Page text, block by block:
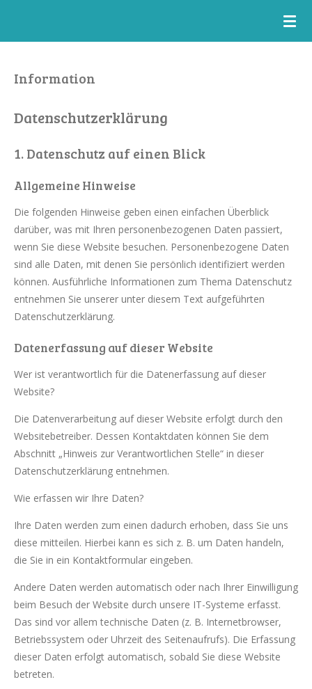
Information
Datenschutz­erklärung
1. Datenschutz auf einen Blick
Allgemeine Hinweise
Die folgenden Hinweise geben einen einfachen Überblick
darüber, was mit Ihren personenbezogenen Daten passiert,
wenn Sie diese Website besuchen. Personenbezogene Daten
sind alle Daten, mit denen Sie persönlich identifiziert werden
können. Ausführliche Informationen zum Thema Datenschutz
entnehmen Sie unserer unter diesem Text aufgeführten
Datenschutzerklärung.
Datenerfassung auf dieser Website
Wer ist verantwortlich für die Datenerfassung auf dieser
Website?
Die Datenverarbeitung auf dieser Website erfolgt durch den
Websitebetreiber. Dessen Kontaktdaten können Sie dem
Abschnitt „Hinweis zur Verantwortlichen Stelle“ in dieser
Datenschutzerklärung entnehmen.
Wie erfassen wir Ihre Daten?
Ihre Daten werden zum einen dadurch erhoben, dass Sie uns
diese mitteilen. Hierbei kann es sich z. B. um Daten handeln,
die Sie in ein Kontaktformular eingeben.
Andere Daten werden automatisch oder nach Ihrer Einwilligung
beim Besuch der Website durch unsere IT-Systeme erfasst.
Das sind vor allem technische Daten (z. B. Internetbrowser,
Betriebssystem oder Uhrzeit des Seitenaufrufs). Die Erfassung
dieser Daten erfolgt automatisch, sobald Sie diese Website
betreten.